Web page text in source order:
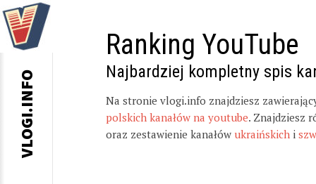
Ranking YouTube
Najbardziej kompletny spis
Na stronie vlogi.info znajdziesz
polskich kanałów na youtube. Znajdziesz
oraz zestawienie kanałów ukraińskich i
VLOGI.INFO